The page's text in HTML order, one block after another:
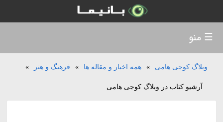
وبلاگ کوجی هامی » همه اخبار و مقاله ها » فرهنگ و هنر »
آرشیو کتاب در وبلاگ کوجی هامی
☰ منو